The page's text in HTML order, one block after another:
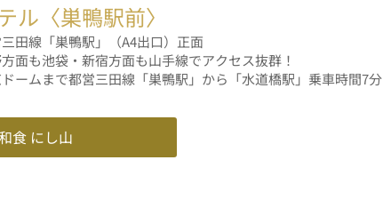
ル〈巣鴨駅前〉
田線「巣鴨駅」（A4出口）正面
方面も池袋・新宿方面も山手線でアクセス抜群！
ームまで都営三田線「巣鴨駅」から「水道橋駅」乗車時間7分
食 にし山